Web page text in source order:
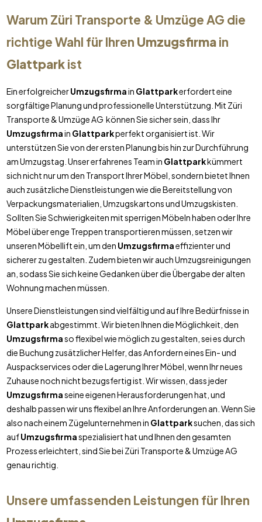
Warum Züri Transporte & Umzüge AG die
richtige Wahl für Ihren Umzugsfirmain
Glattparkist
Ein erfolgreicherUmzugsfirmain Glattparkerfordert eine
sorgfältige Planung und professionelle Unterstützung. Mit Züri
Transporte & Umzüge AG können Sie sicher sein, dass Ihr
Umzugsfirmain Glattparkperfekt organisiert ist. Wir
unterstützen Sie von der ersten Planung bis hin zur Durchführung
am Umzugstag. Unser erfahrenes Team in Glattparkkümmert
sich nicht nur um den Transport Ihrer Möbel, sondern bietet Ihnen
auch zusätzliche Dienstleistungen wie die Bereitstellung von
Verpackungsmaterialien, Umzugskartons und Umzugskisten.
Sollten Sie Schwierigkeiten mit sperrigen Möbeln haben oder Ihre
Möbel über enge Treppen transportieren müssen, setzen wir
unseren Möbellift ein, um den Umzugsfirmaeffizienter und
sicherer zu gestalten. Zudem bieten wir auch Umzugsreinigungen
an, sodass Sie sich keine Gedanken über die Übergabe der alten
Wohnung machen müssen.
Unsere Dienstleistungen sind vielfältig und auf Ihre Bedürfnisse in
Glattparkabgestimmt. Wir bieten Ihnen die Möglichkeit, den
Umzugsfirmaso flexibel wie möglich zu gestalten, sei es durch
die Buchung zusätzlicher Helfer, das Anfordern eines Ein- und
Auspackservices oder die Lagerung Ihrer Möbel, wenn Ihr neues
Zuhause noch nicht bezugsfertig ist. Wir wissen, dass jeder
Umzugsfirmaseine eigenen Herausforderungen hat, und
deshalb passen wir uns flexibel an Ihre Anforderungen an. Wenn Sie
also nach einem Zügelunternehmen in Glattparksuchen, das sich
aufUmzugsfirmaspezialisiert hat und Ihnen den gesamten
Prozess erleichtert, sind Sie bei Züri Transporte & Umzüge AG
genau richtig.
Unsere umfassenden Leistungen für Ihren